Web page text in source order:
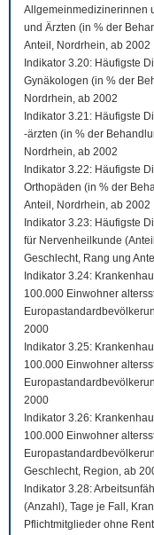
Allgemeinmedizinerinnen
und Ärzten (in % der
Anteil, Nordrhein, ab 2002
Indikator 3.20: Häufigste
Gynäkologen (in % der
Nordrhein, ab 2002
Indikator 3.21: Häufigste
-ärzten (in % der
Nordrhein, ab 2002
Indikator 3.22: Häufigste
Orthopäden (in % der
Anteil, Nordrhein, ab 2002
Indikator 3.23: Häufigste
für Nervenheilkunde
Geschlecht, Rang ung
Indikator 3.24:
100.000 Einwohner
2000
Indikator 3.25:
100.000 Einwohner
2000
Indikator 3.26:
100.000 Einwohner
Geschlecht, Region, ab
Indikator 3.28:
(Anzahl), Tage je Fall,
Pflichtmitglieder ohne